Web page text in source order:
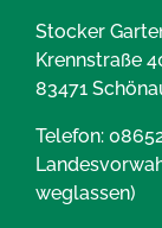
Stocker
Krennstraße
83471
Telefon:
weglassen)